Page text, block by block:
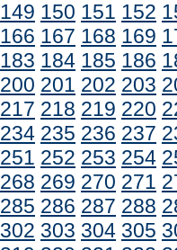
149 150 151 152
166 167 168 169
183 184 185 186
200 201 202 203
217 218 219 220
234 235 236 237
251 252 253 254
268 269 270 271
285 286 287 288
302 303 304 305